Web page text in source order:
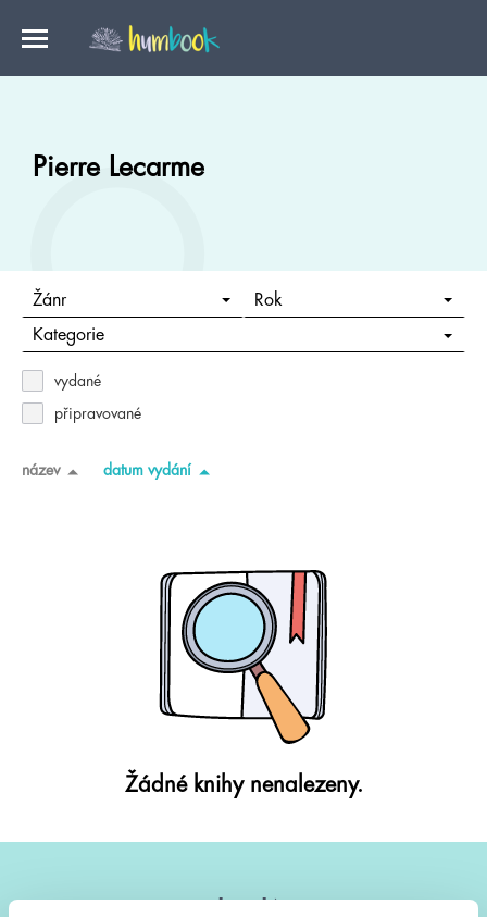
Pierre Lecarme
Žánr Rok
Kategorie
vydané
připravované
název datum vydání
Žádné knihy nenalezeny.